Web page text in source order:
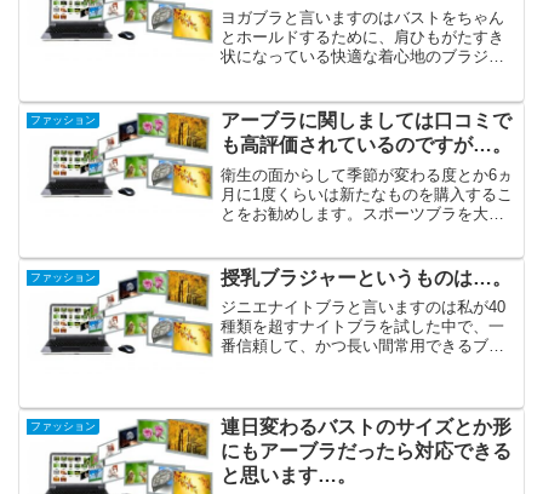
ヨガブラと言いますのはバストをちゃん
とホールドするために、肩ひもがたすき
状になっている快適な着心地のブラジャ
ンなど多彩なシリーズがあり、種類もた
くさん揃えられています。...
ファッション
アーブラに関しましては口コミで
も高評価されているのですが…。
衛生の面からして季節が変わる度とか6ヵ
月に1度くらいは新たなものを購入するこ
とをお勧めします。スポーツブラを大切
ベッドに入っている時に着けるのなら、
一般的なブラよりヨ...
ファッション 授乳ブラジャーというものは…。
ジニエナイトブラと言いますのは私が40
種類を超すナイトブラを試した中で、一
番信頼して、かつ長い間常用できるブラ
では授乳ブラジャーを使...
ファッション
連日変わるバストのサイズとか形
にもアーブラだったら対応できる
と思います…。